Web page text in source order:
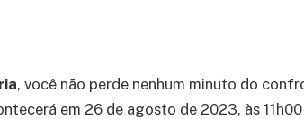
, você não perde nenhum minuto do
em 26 de agosto de 2023, às